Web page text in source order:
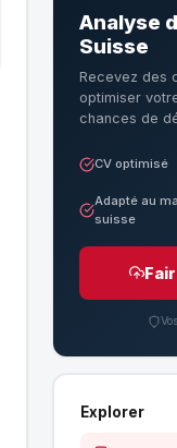
Analyse
Suisse
Recevez des
optimiser
chances de
CV optimisé
Adapté au
suisse
Explorer